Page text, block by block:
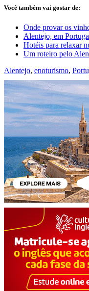
Você também vai gostar de:
Onde provar os
Alentejo, em
Hotéis para relaxar
Um roteiro pelo
Alentejo, enoturismo,